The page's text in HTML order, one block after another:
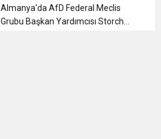
Almanya'da AfD Federal Meclis
Grubu Başkan Yardımcısı Storch